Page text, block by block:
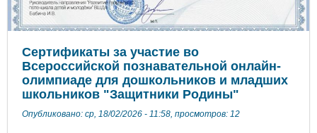
Сертификаты за участие во
Всероссийской познавательной онлайн-
олимпиаде для дошкольников и младших
школьников "Защитники Родины"
Опубликовано: ср, 18/02/2026 - 11:58, просмотров: 12